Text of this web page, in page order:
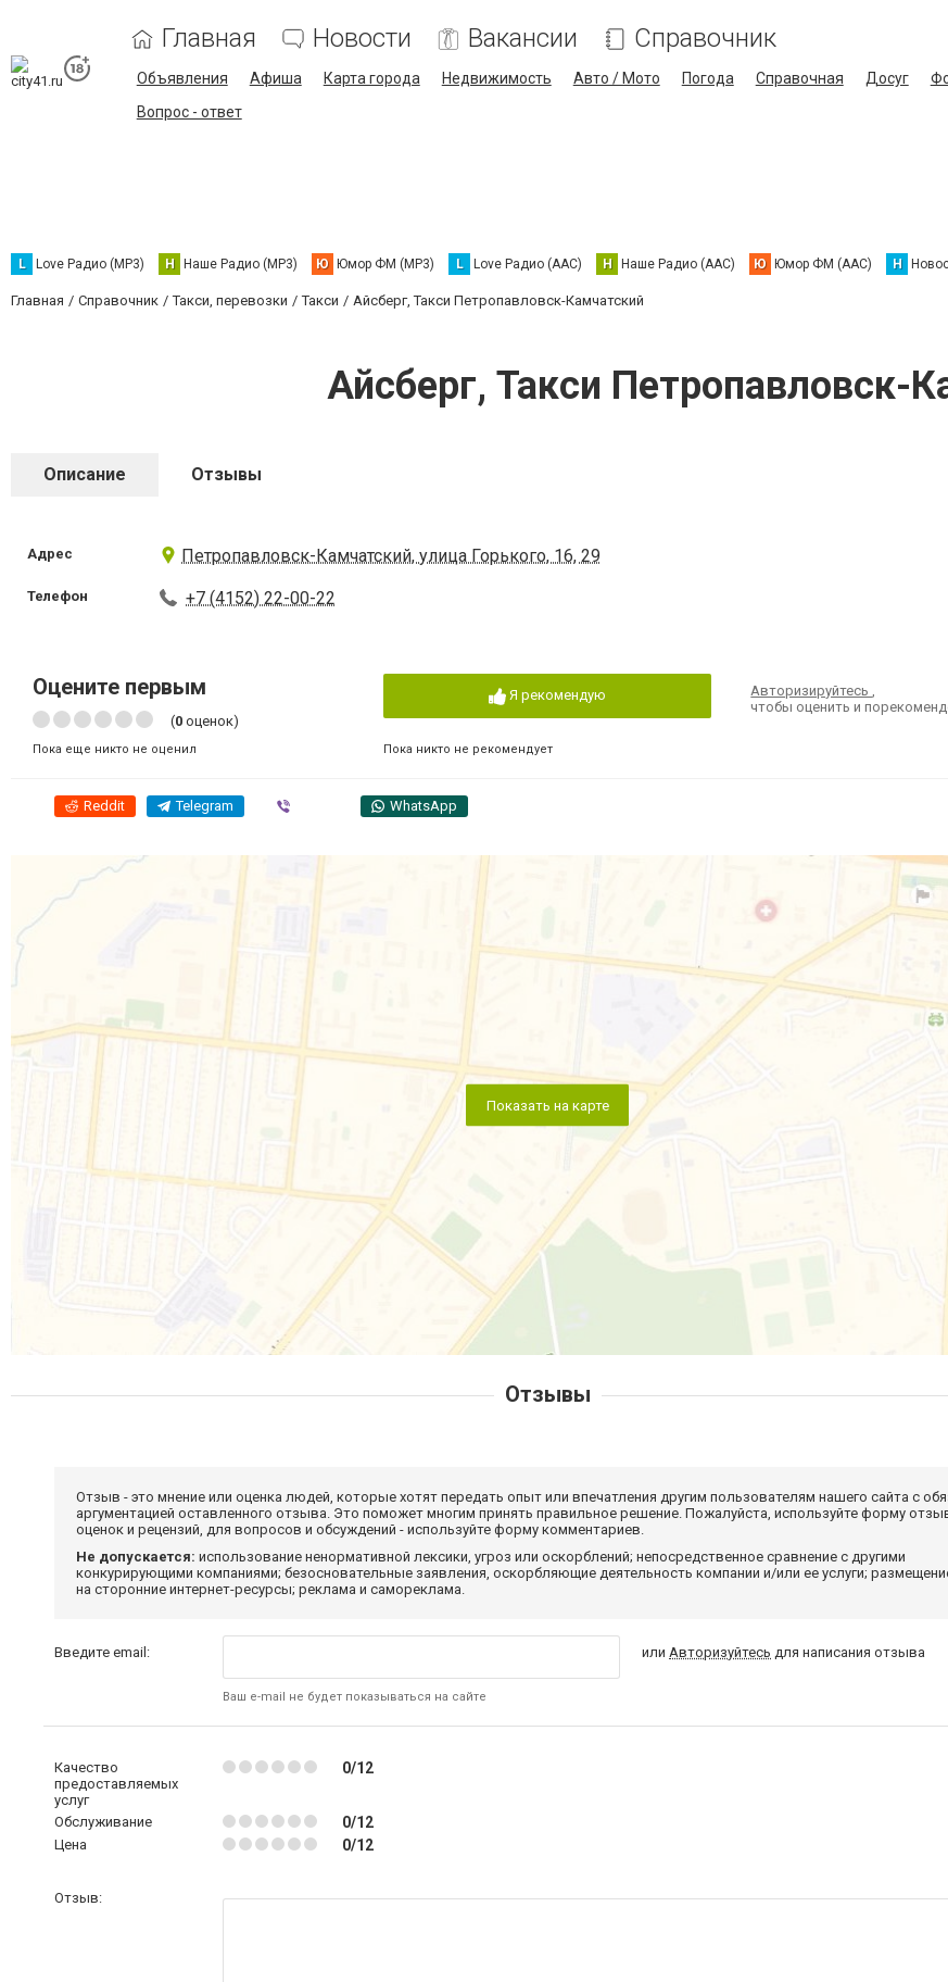
Главная Новости Вакансии Справочник
Объявления Афиша Карта города Недвижимость Авто / Мото Погода Справочная Досуг
Вопрос - ответ
L Love Радио (MP3) Н Наше Радио (MP3) Ю Юмор ФМ (MP3) L Love Радио (AAC) Н Наше Радио (AAC) Ю Юмор ФМ (AAC) Н
Главная Справочник Такси, перевозки Такси Айсберг, Такси Петропавловск-Камчатский
Айсберг, Такси Петропавловск-
Описание Отзывы
Адрес Петропавловск-Камчатский, улица Горького, 16, 29
Телефон +7 (4152) 22-00-22
Оцените первым
(0 оценок)
Пока еще никто не оценил
Я рекомендую
Пока никто не рекомендует
Авторизируйтесь,
чтобы оценить и
Reddit Telegram WhatsApp
Показать на карте
Отзывы
Отзыв - это мнение или оценка людей, которые хотят передать опыт или впечатления другим пользователям нашего сайта с
аргументацией оставленного отзыва. Это поможет многим принять правильное решение. Пожалуйста, используйте форму
оценок и рецензий, для вопросов и обсуждений - используйте форму комментариев.
Не допускается: использование ненормативной лексики, угроз или оскорблений; непосредственное сравнение с другими
конкурирующими компаниями; безосновательные заявления, оскорбляющие деятельность компании и/или ее услуги;
на сторонние интернет-ресурсы; реклама и самореклама.
Введите email:
Ваш e-mail не будет показываться на сайте
илиАвторизуйтесь для написания отзыва
Качество
предоставляемых
услуг
0/12
Обслуживание 0/12
Цена 0/12
Отзыв: